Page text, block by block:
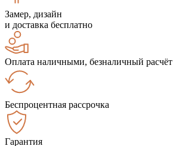
Замер, дизайн
и доставка бесплатно
Оплата наличными, безналичный расчёт
Беспроцентная рассрочка
Гарантия